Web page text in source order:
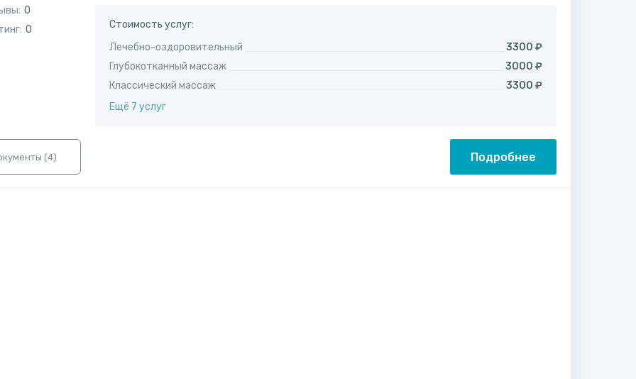
0
0
Стоимость услуг:
Лечебно-оздоровительный
3300 ₽
Глубокотканный массаж
3000 ₽
Классический массаж
3300 ₽
Ещё 7 услуг
(4) Подробнее